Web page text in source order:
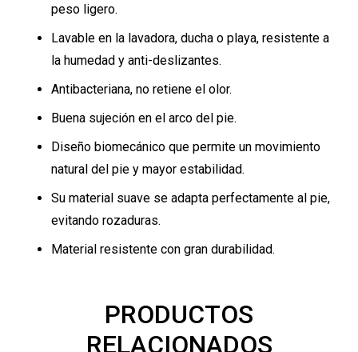
peso ligero.
Lavable en la lavadora, ducha o playa, resistente a
la humedad y anti-deslizantes.
Antibacteriana, no retiene el olor.
Buena sujeción en el arco del pie.
Diseño biomecánico que permite un movimiento
natural del pie y mayor estabilidad.
Su material suave se adapta perfectamente al pie,
evitando rozaduras.
Material resistente con gran durabilidad.
PRODUCTOS
RELACIONADOS